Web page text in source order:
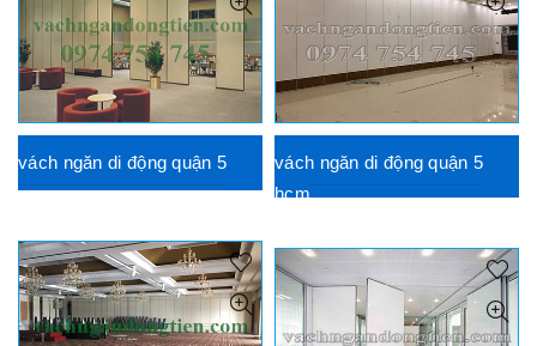
vách ngăn di động quận 5
vách ngăn di động quận 5
hcm